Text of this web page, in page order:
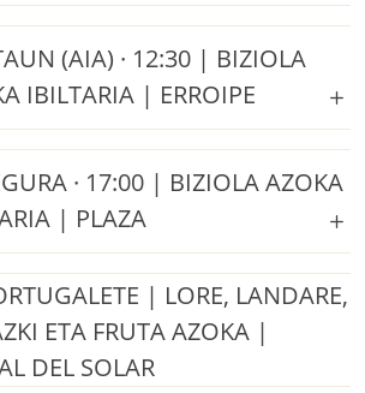
(AIA) · 12:30 | BIZIOLA
IBILTARIA | ERROIPE
· 17:00 | BIZIOLA AZOKA
| PLAZA
| LORE, LANDARE,
ETA FRUTA AZOKA |
DEL SOLAR